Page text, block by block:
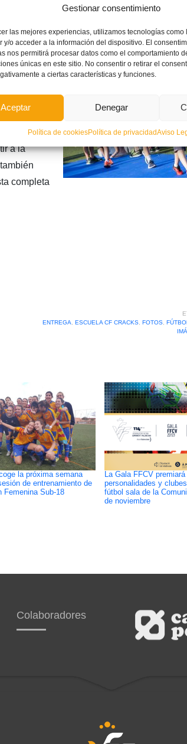
Gestionar consentimiento
las mejores experiencias, utilizamos tecnologías como
y/o acceder a la información del dispositivo. El
nos permitirá procesar datos como el comportamiento
únicas en este sitio. No consentir o retirar el
a ciertas características y funciones.
Aceptar Denegar
Política de cookiesPolítica de privacidadAviso
de
Antonio
galería
de
de
a la
completa
ENTREGA
ESCUELA CF CRACKS, FOTOS,
la próxima semana
de entrenamiento de
Femenina Sub-18
La Gala FFCV premiará
personalidades y
fútbol sala de la
de noviembre
Colaboradores